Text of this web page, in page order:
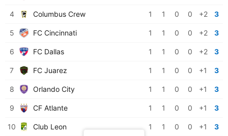
4 Columbus Crew 1 1 0 0 +2 3
5 FC Cincinnati 1 1 0 0 +2 3
6 FC Dallas 1 1 0 0 +2 3
7 FC Juarez 1 1 0 0 +1 3
8 Orlando City 1 1 0 0 +1 3
9 CF Atlante 1 1 0 0 +1 3
10 Club Leon 1 1 0 0 +1 3